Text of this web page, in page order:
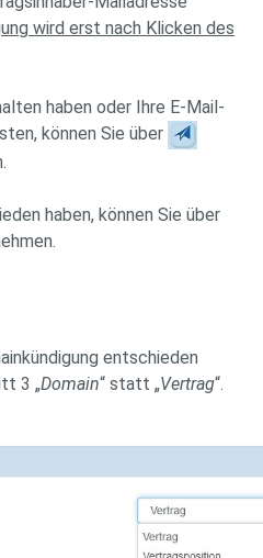
wird erst nach Klicken des
haben oder Ihre E-Mail-
können Sie über
haben, können Sie über
entschieden
3 „Domain“ statt „Vertrag“.